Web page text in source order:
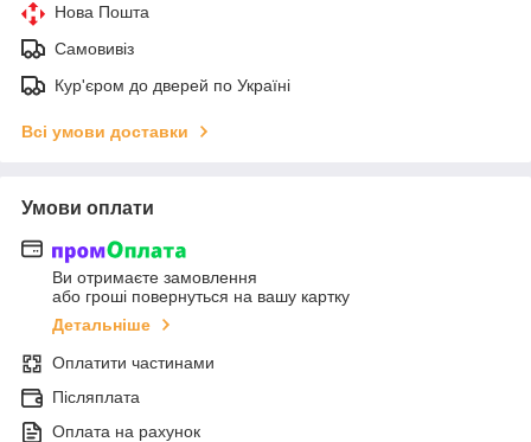
Нова Пошта
Самовивіз
Кур'єром до дверей по Україні
Всі умови доставки
Умови оплати
Ви отримаєте замовлення
або гроші повернуться на вашу картку
Детальніше
Оплатити частинами
Післяплата
Оплата на рахунок